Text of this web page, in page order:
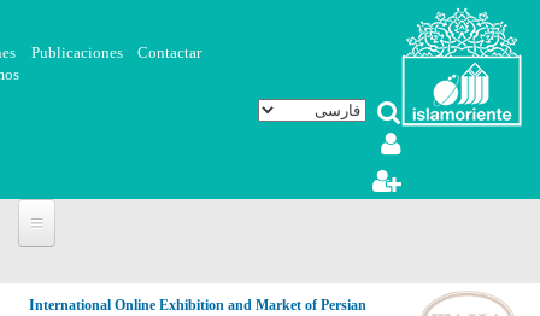
رفتن به محتوای اصلی
Contactar
Publicaciones
International Online Exhibition and Market of Persian